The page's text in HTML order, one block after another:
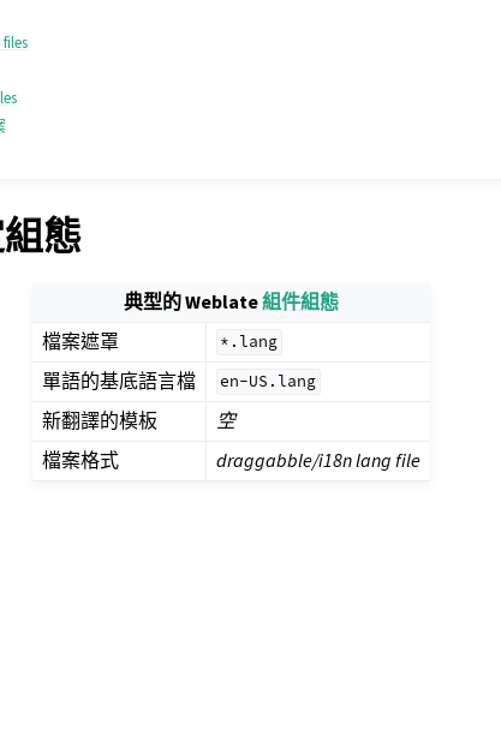
態
典型的 Weblate組件組態
檔案遮罩
*.lang
單語的基底語言檔 en-US.lang
新翻譯的模板
空
檔案格式
draggabble/i18n lang file